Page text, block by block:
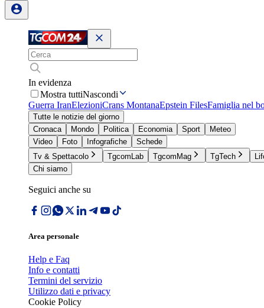
In evidenza
Mostra tuttiNascondi
Guerra IranElezioniCrans MontanaEpstein FilesFamiglia nel
Tutte le notizie del giorno
Cronaca
Mondo Politica Economia Sport
Meteo
Video
Foto Infografiche
Schede
Tv & Spettacolo
TgcomLab TgcomMag TgTech
Chi siamo
Seguici anche su
Area personale
Help e Faq
Info e contatti
Termini del servizio
Utilizzo dati e privacy
Cookie Policy